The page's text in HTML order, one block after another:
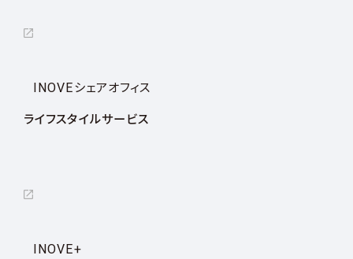
INOVEシェアオフィス
ライフスタイルサービス
INOVE+